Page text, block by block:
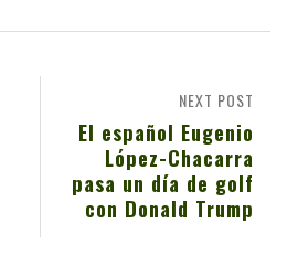
NEXT POST
El español Eugenio
López-Chacarra
pasa un día de golf
con Donald Trump